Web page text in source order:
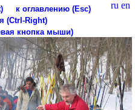
ru en
к оглавлению (Esc)
(Ctrl-Right)
кнопка мыши)